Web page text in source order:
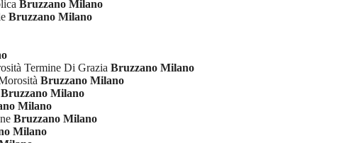
Bruzzano Milano
Bruzzano Milano
Termine Di Grazia Bruzzano Milano
Bruzzano Milano
Bruzzano Milano
Milano
Bruzzano Milano
Milano